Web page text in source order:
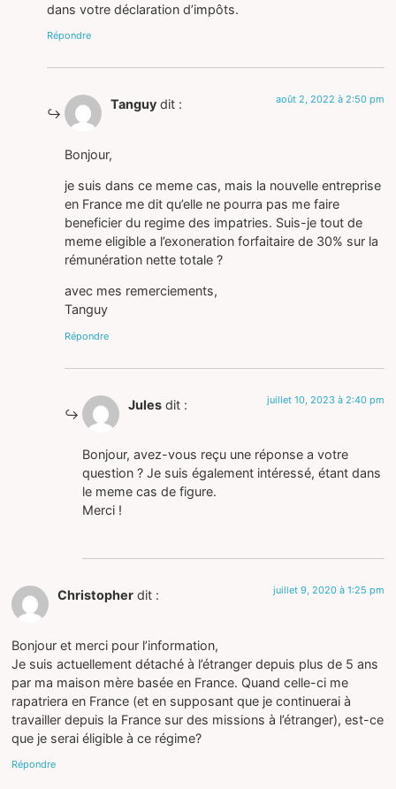
dans votre déclaration d’impôts.
Répondre
Tanguy dit : août 2, 2022 à 2:50 pm
Bonjour,
je suis dans ce meme cas, mais la nouvelle entreprise
en France me dit qu’elle ne pourra pas me faire
beneficier du regime des impatries. Suis-je tout de
meme eligible a l’exoneration forfaitaire de 30% sur la
rémunération nette totale ?
avec mes remerciements,
Tanguy
Répondre
Jules dit : juillet 10, 2023 à 2:40 pm
Bonjour, avez-vous reçu une réponse a votre
question ? Je suis également intéressé, étant dans
le meme cas de figure.
Merci !
Christopher dit : juillet 9, 2020 à 1:25 pm
Bonjour et merci pour l’information,
Je suis actuellement détaché à l’étranger depuis plus de 5 ans
par ma maison mère basée en France. Quand celle-ci me
rapatriera en France (et en supposant que je continuerai à
travailler depuis la France sur des missions à l’étranger), est-ce
que je serai éligible à ce régime?
Répondre